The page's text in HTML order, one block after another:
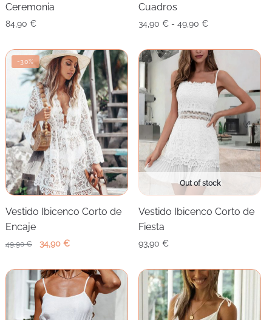
Ceremonia
84,90 €
Cuadros
34,90€ - 49,90€Rango
precios:
desde
34,90 €
hasta
49,90 €
-30%
Vestido Ibicenco Corto de
Encaje
49,90€
El
original
era:
49,90 €.
34,90 €El
actual
es:
34,90 €.
Out of stock
Vestido Ibicenco Corto de
Fiesta
93,90€